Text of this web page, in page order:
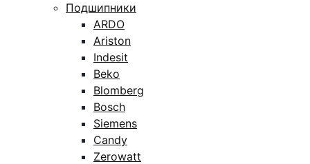
Подшипники
ARDO
Ariston
Indesit
Beko
Blomberg
Bosch
Siemens
Candy
Zerowatt